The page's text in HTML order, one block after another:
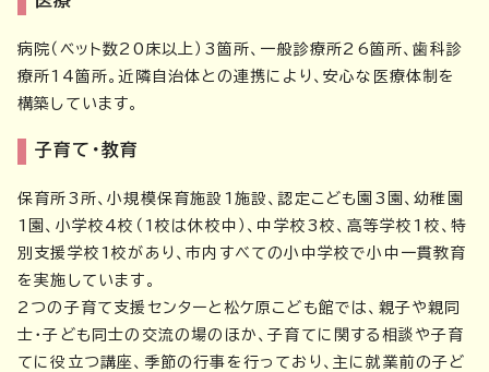
病院（ベット数20床以上）3箇所、一般診療所26箇所、歯科診
療所14箇所。近隣自治体との連携により、安心な医療体制を
構築しています。
子育て・教育
保育所3所、小規模保育施設1施設、認定こども園3園、幼稚園
1園、小学校4校（1校は休校中）、中学校3校、高等学校1校、特
別支援学校1校があり、市内すべての小中学校で小中一貫教育
を実施しています。
2つの子育て支援センターと松ケ原こども館では、親子や親同
士・子ども同士の交流の場のほか、子育てに関する相談や子育
てに役立つ講座、季節の行事を行っており、主に就業前の子ど